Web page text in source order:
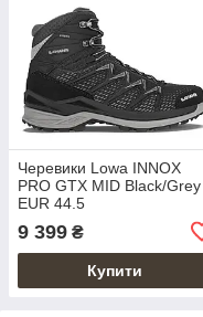
Черевики Lowa INNOX
PRO GTX MID Black/Grey
EUR 44.5
9 399 ₴
Купити